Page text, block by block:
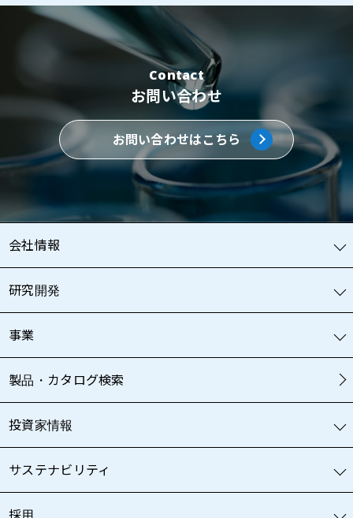
Contact
お問い合わせ
お問い合わせはこちら
会社情報
研究開発
事業
製品・カタログ検索
投資家情報
サステナビリティ
採用